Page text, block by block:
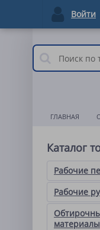
ГЛАВНАЯ
Каталог
Рабочие
Рабочие
материалы
Войти